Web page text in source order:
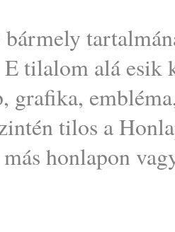
tilalom alá esik
grafika,
tilos a
más honlapon